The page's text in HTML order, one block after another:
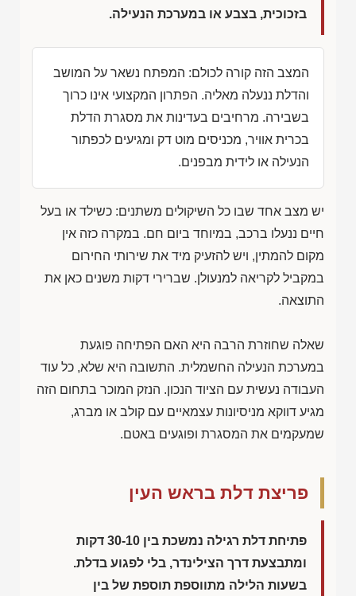
בזכוכית, בצבע או במערכת הנעילה.
המצב הזה קורה לכולם: המפתח נשאר על המושב
והדלת ננעלה מאליה. הפתרון המקצועי אינו כרוך
בשבירה. מרחיבים בעדינות את מסגרת הדלת
בכרית אוויר, מכניסים מוט דק ומגיעים לכפתור
הנעילה או לידית מבפנים.
יש מצב אחד שבו כל השיקולים משתנים: כשילד או בעל
חיים ננעלו ברכב, במיוחד ביום חם. במקרה כזה אין
מקום להמתין, ויש להזעיק מיד את שירותי החירום
במקביל לקריאה למנעולן. שברירי דקות משנים כאן את
התוצאה.
שאלה שחוזרת הרבה היא האם הפתיחה פוגעת
במערכת הנעילה החשמלית. התשובה היא שלא, כל עוד
העבודה נעשית עם הציוד הנכון. הנזק המוכר בתחום הזה
מגיע דווקא מניסיונות עצמאיים עם קולב או מברג,
שמעקמים את המסגרת ופוגעים באטם.
פריצת דלת בראש העין
פתיחת דלת רגילה נמשכת בין 30-10 דקות
ומתבצעת דרך הצילינדר, בלי לפגוע בדלת.
בשעות הלילה מתווספת תוספת של בין